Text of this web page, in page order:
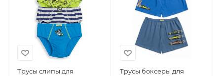
Трусы слипы для
Трусы боксеры для